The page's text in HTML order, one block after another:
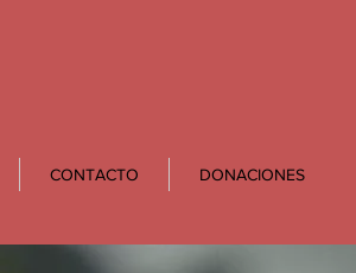
CONTACTO DONACIONES